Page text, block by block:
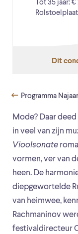
Mode? Daar
in veel van zijn
Vioolsonate
vormen, ver van
heen. De
diepgewortelde
van heimwee,
Rachmaninov
festivaldirecteur
Tot 35 jaar: €
Dit
Programma